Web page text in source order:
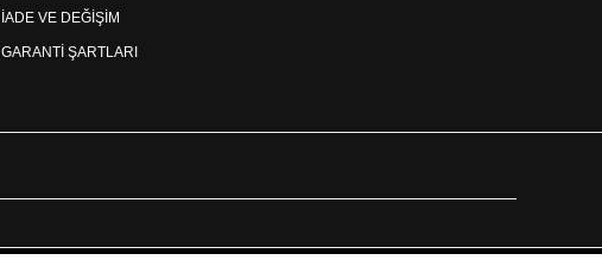
İADE VE DEĞİŞİM
GARANTİ ŞARTLARI